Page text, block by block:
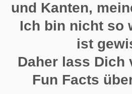
und Kanten,
Ich bin nicht so
ist
Daher lass Dich
Fun Facts